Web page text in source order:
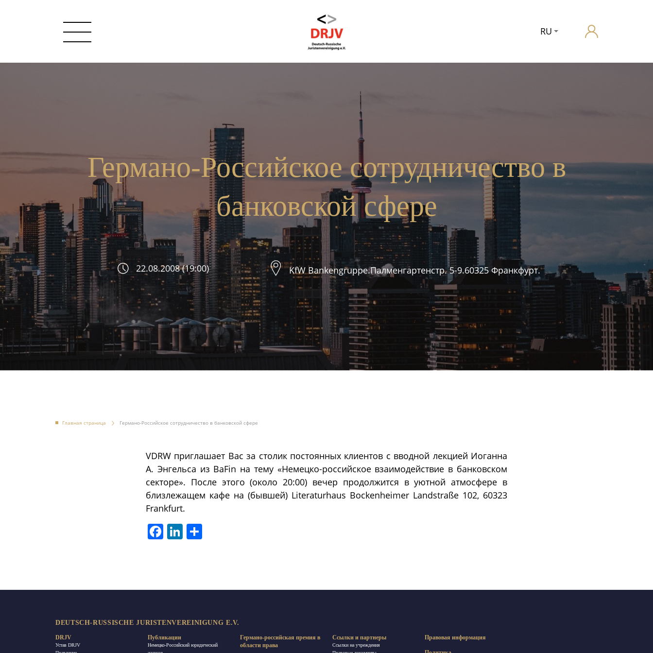
RU
Германо-Российское сотрудничество в
банковской сфере
22.08.2008 (19:00) KfW Bankengruppe.Палменгартенстр. 5-9.60325 Франкфурт.
Главная страница Германо-Российское сотрудничество в банковской сфере
VDRW приглашает Вас за столик постоянных клиентов с вводной лекцией Иоганна
А. Энгельса из BaFin на тему «Немецко-российское взаимодействие в банковском
секторе». После этого (около 20:00) вечер продолжится в уютной атмосфере в
близлежащем кафе на (бывшей) Literaturhaus Bockenheimer Landstraße 102, 60323
Frankfurt.
FacebookLinkedIn
DEUTSCH-RUSSISCHE JURISTENVEREINIGUNG E.V.
DRJV
Устав DRJV
Публикации
Немецко-Российский юридический
Германо-российская премия в
области права
Ссылки и партнеры
Ссылки на учреждения
Правовая информация